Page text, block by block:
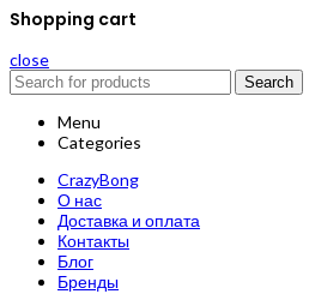
Shopping cart
close
Search
Menu
Categories
CrazyBong
О нас
Доставка и оплата
Контакты
Блог
Бренды